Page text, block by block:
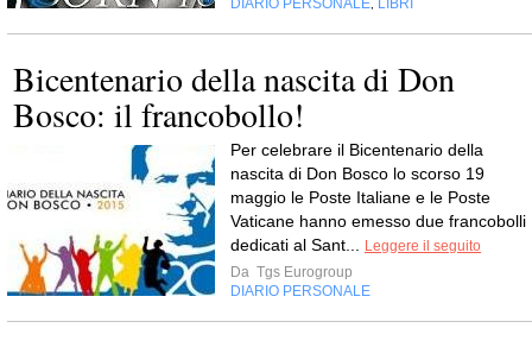
DIARIO PERSONALE LIBRI
Bicentenario della nascita di Don
Bosco: il francobollo!
Per celebrare il Bicentenario della
nascita di Don Bosco lo scorso 19
maggio le Poste Italiane e le Poste
Vaticane hanno emesso due francobolli
dedicati al Sant...
Leggere il seguito
Da Tgs Eurogroup
DIARIO PERSONALE